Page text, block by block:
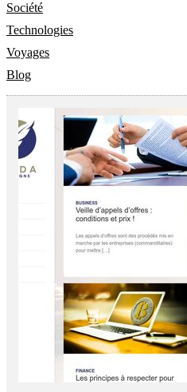
Société
Technologies
Voyages
Blog